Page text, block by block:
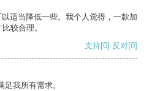
适当降低一些。我个人觉得，一款加
较合理。
支持[0] 反对[0]
我所有需求。